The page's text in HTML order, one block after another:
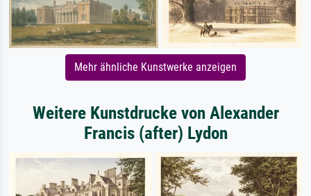
Mehr ähnliche Kunstwerke anzeigen
Weitere Kunstdrucke von Alexander
Francis (after) Lydon